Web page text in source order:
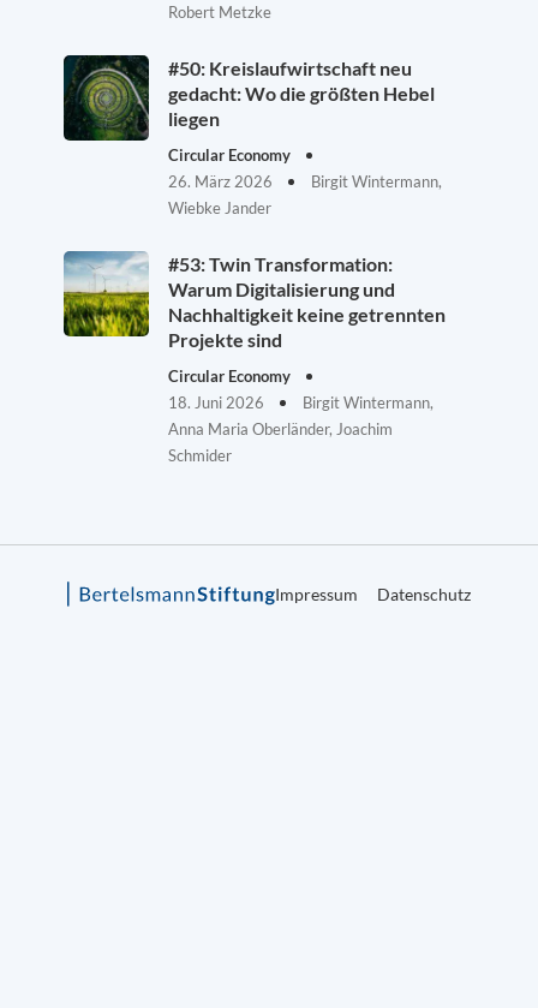
Robert Metzke
#50: Kreislaufwirtschaft neu
gedacht: Wo die größten Hebel
liegen
Circular Economy
26. März 2026
Birgit Wintermann,
Wiebke Jander
#53: Twin Transformation:
Warum Digitalisierung und
Nachhaltigkeit keine getrennten
Projekte sind
Circular Economy
18. Juni 2026
Birgit Wintermann,
Anna Maria Oberländer, Joachim
Schmider
Impressum Datenschutz